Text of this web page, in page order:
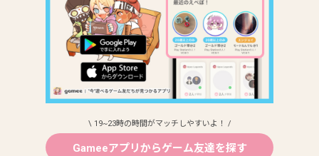
\ 19~23時の時間がマッチしやすいよ！ /
Gameeアプリからゲーム友達を探す